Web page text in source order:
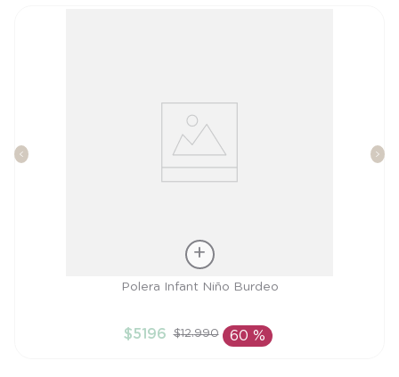
AÑADIR AL CARRITO
Polera Infant Niño Burdeo
$5196 $12.990 60 %